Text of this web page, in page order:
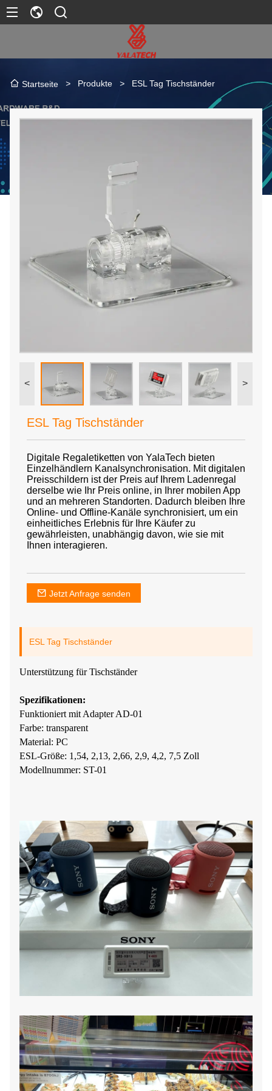
Startseite > Produkte > ESL Tag Tischständer
< >
ESL Tag Tischständer
Digitale Regaletiketten von YalaTech bieten
Einzelhändlern Kanalsynchronisation. Mit digitalen
Preisschildern ist der Preis auf Ihrem Ladenregal
derselbe wie Ihr Preis online, in Ihrer mobilen App
und an mehreren Standorten. Dadurch bleiben Ihre
Online- und Offline-Kanäle synchronisiert, um ein
einheitliches Erlebnis für Ihre Käufer zu
gewährleisten, unabhängig davon, wie sie mit
Ihnen interagieren.
Jetzt Anfrage senden
ESL Tag Tischständer
Unterstützung für Tischständer
Spezifikationen:
Funktioniert mit Adapter AD-01
Farbe: transparent
Material: PC
ESL-Größe: 1,54, 2,13, 2,66, 2,9, 4,2, 7,5 Zoll
Modellnummer: ST-01